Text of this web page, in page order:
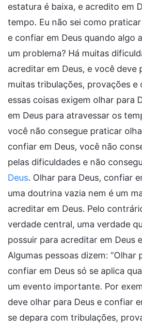
estatura é baixa, e acredito em
tempo. Eu não sei como
e confiar em Deus quando algo
um problema? Há muitas
acreditar em Deus, e você deve
muitas tribulações, provações e
essas coisas exigem olhar para
em Deus para atravessar os
você não consegue praticar
confiar em Deus, você não
pelas dificuldades e não
Deus. Olhar para Deus, confiar
uma doutrina vazia nem é um
acreditar em Deus. Pelo
verdade central, uma verdade
possuir para acreditar em Deus
Algumas pessoas dizem: “Olhar
confiar em Deus só se aplica
um evento importante. Por
deve olhar para Deus e confiar
se depara com tribulações,